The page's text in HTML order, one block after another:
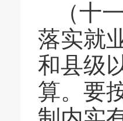
（十
落实就
和县级
算。要